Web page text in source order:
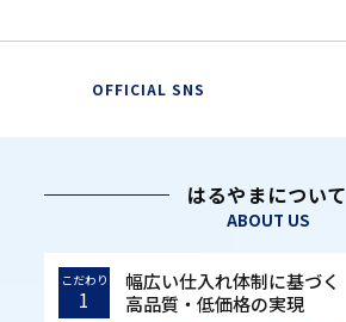
OFFICIAL SNS
はるやまについて
ABOUT US
こだわり
1
幅広い仕入れ体制に基づく
高品質・低価格の実現